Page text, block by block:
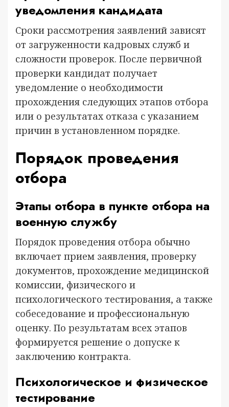
уведомления кандидата
Сроки рассмотрения заявлений зависят
от загруженности кадровых служб и
сложности проверок. После первичной
проверки кандидат получает
уведомление о необходимости
прохождения следующих этапов отбора
или о результатах отказа с указанием
причин в установленном порядке.
Порядок проведения
отбора
Этапы отбора в пункте отбора на
военную службу
Порядок проведения отбора обычно
включает прием заявления, проверку
документов, прохождение медицинской
комиссии, физического и
психологического тестирования, а также
собеседование и профессиональную
оценку. По результатам всех этапов
формируется решение о допуске к
заключению контракта.
Психологическое и физическое
тестирование